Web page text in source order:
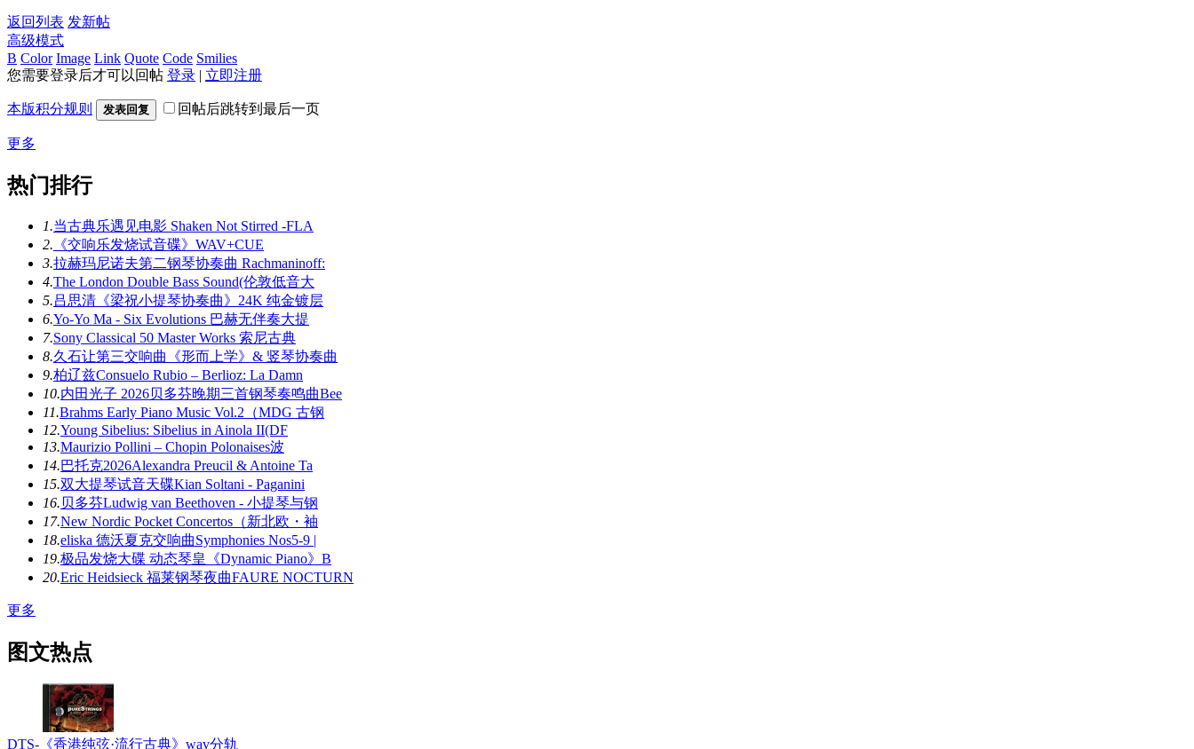
返回列表 发新帖
高级模式
B Color Image Link Quote Code Smilies
您需要登录后才可以回帖 登录 | 立即注册
本版积分规则 发表回复 回帖后跳转到最后一页
更多
热门排行
1.当古典乐遇见电影 Shaken Not Stirred -FLA
2. 《交响乐发烧试音碟》WAV+CUE
3.拉赫玛尼诺夫第二钢琴协奏曲 Rachmaninoff:
4.The London Double Bass Sound(伦敦低音大
5.吕思清《梁祝小提琴协奏曲》24K 纯金镀层
6.Yo-Yo Ma - Six Evolutions 巴赫无伴奏大提
7.Sony Classical 50 Master Works 索尼古典
8.久石让第三交响曲《形而上学》& 竖琴协奏曲
9.柏辽兹Consuelo Rubio – Berlioz: La Damn
10.内田光子 2026贝多芬晚期三首钢琴奏鸣曲Bee
11.Brahms Early Piano Music Vol.2（MDG 古钢
12.Young Sibelius: Sibelius in Ainola II(DF
13.Maurizio Pollini – Chopin Polonaises波
14.巴托克2026Alexandra Preucil & Antoine Ta
15.双大提琴试音天碟Kian Soltani - Paganini
16.贝多芬Ludwig van Beethoven - 小提琴与钢
17.New Nordic Pocket Concertos（新北欧・袖
18.eliska 德沃夏克交响曲Symphonies Nos5-9 |
19.极品发烧大碟 动态琴皇《Dynamic Piano》B
20.Eric Heidsieck 福莱钢琴夜曲FAURE NOCTURN
更多
图文热点
DTS-《香港纯弦·流行古典》wav分轨